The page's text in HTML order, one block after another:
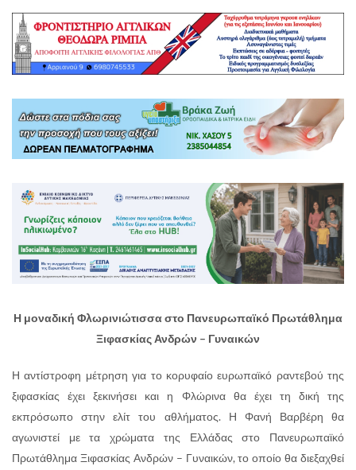
Η μοναδική Φλωρινιώτισσα στο Πανευρωπαϊκό Πρωτάθλημα
Ξιφασκίας Ανδρών – Γυναικών
Η αντίστροφη μέτρηση για το κορυφαίο ευρωπαϊκό ραντεβού της
ξιφασκίας έχει ξεκινήσει και η Φλώρινα θα έχει τη δική της
εκπρόσωπο στην ελίτ του αθλήματος. Η Φανή Βαρβέρη θα
αγωνιστεί με τα χρώματα της Ελλάδας στο Πανευρωπαϊκό
Πρωτάθλημα Ξιφασκίας Ανδρών – Γυναικών, το οποίο θα διεξαχθεί